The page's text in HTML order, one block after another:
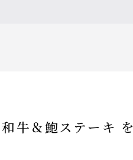
和牛＆鮑ステーキ